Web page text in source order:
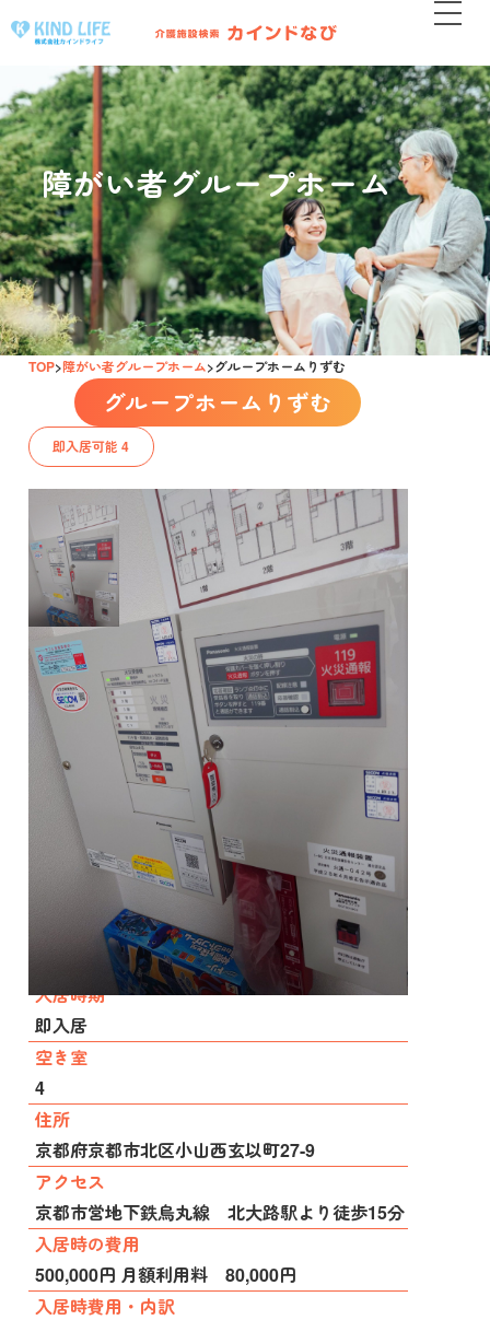
障がい者グループホーム
TOP 障がい者グループホーム グループホームりずむ
グループホームりずむ
即入居可能 4
施設名称
グループホームりずむ
施設所在地域
京都府京都市
施設種類
障がい者グループホーム
入居時期
即入居
空き室
4
住所
京都府京都市北区小山西玄以町27-9
アクセス
京都市営地下鉄烏丸線 北大路駅より徒歩15分
入居時の費用
500,000円 月額利用料 80,000円
入居時費用・内訳